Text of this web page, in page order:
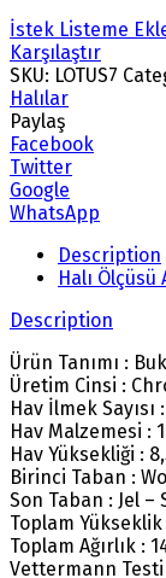
İstek Listeme
Karşılaştır
SKU: LOTUS7
Halılar
Paylaş
Facebook
Twitter
Google
WhatsApp
Description
Halı
Description
Ürün Tanımı :
Üretim Cinsi :
Hav İlmek Sayısı
Hav Malzemesi :
Hav Yüksekliği :
Birinci Taban :
Son Taban : Jel –
Toplam Yükseklik
Toplam Ağırlık :
Vettermann Testi